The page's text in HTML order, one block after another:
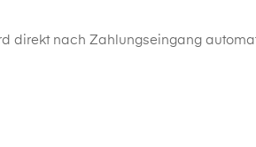
direkt nach Zahlungseingang